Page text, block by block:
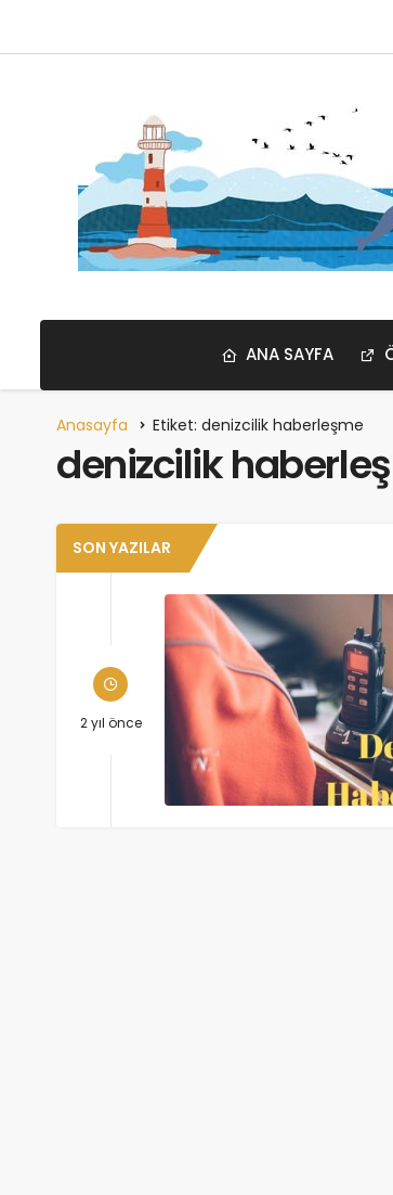
ANA SAYFA
Anasayfa Etiket: denizcilik haberleşme
denizcilik
SON YAZILAR
2 yıl önce